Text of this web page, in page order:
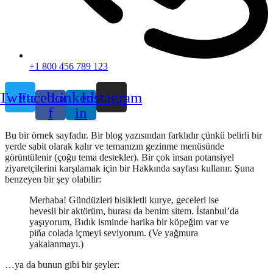
+1 800 456 789 123
Facebook-
f
Linkedin-
in
Instagram
Bu bir örnek sayfadır. Bir blog yazısından farklıdır çünkü belirli bir
yerde sabit olarak kalır ve temanızın gezinme menüsünde
görüntülenir (çoğu tema destekler). Bir çok insan potansiyel
ziyaretçilerini karşılamak için bir Hakkında sayfası kullanır. Şuna
benzeyen bir şey olabilir:
Merhaba! Gündüzleri bisikletli kurye, geceleri ise
hevesli bir aktörüm, burası da benim sitem. İstanbul’da
yaşıyorum, Bıdık isminde harika bir köpeğim var ve
piña colada içmeyi seviyorum. (Ve yağmura
yakalanmayı.)
…ya da bunun gibi bir şeyler: